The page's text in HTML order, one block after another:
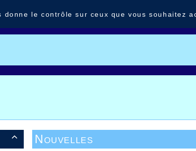
 Nouvelles
le contrôle sur ceux que vous souhaitez